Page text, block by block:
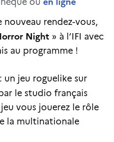
nouveau rendez-vous,
Night » à l’IFI avec
au programme !
: un jeu roguelike sur
le studio français
vous jouerez le rôle
la multinationale